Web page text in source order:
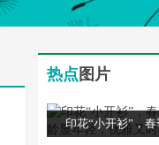
热点 图片
印花“小开衫”，春